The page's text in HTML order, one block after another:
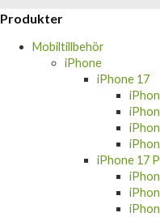
iPhone
iPhone 17
iPhone 17